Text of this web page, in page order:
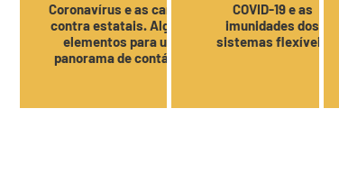
Coronavírus e as cargas
contra estatais. Alguns
elementos para um
panorama de contágio
COVID-19 e as
imunidades dos
sistemas flexíveis